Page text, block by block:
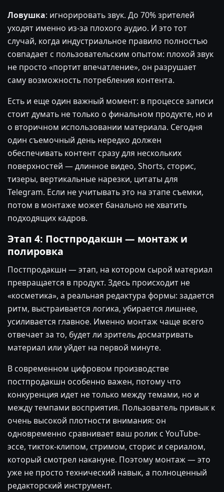
Ловушка: игнорировать звук. До 70% зрителей
уходят именно из-за плохого аудио. И это тот
случай, когда индустриальное правило полностью
совпадает с пользовательским опытом: плохой звук
не просто «портит впечатление», он разрушает
саму возможность потребления контента.
Есть и еще один важный момент: в процессе записи
стоит думать не только о финальном продукте, но и
о вторичном использовании материала. Сегодня
один съемочный день нередко должен
обеспечивать контент сразу для нескольких
поверхностей — длинное видео, Shorts, сторис,
тизеры, вертикальные нарезки, цитаты для
Telegram. Если не учитывать это на этапе съемки,
потом в монтаже может банально не хватить
подходящих кадров.
Этап 4: Постпродакшн — монтаж и
полировка
Постпродакшн — этап, на котором сырой материал
превращается в продукт. Здесь происходит не
«косметика», а реальная редактура формы: задается
ритм, выстраивается логика, убирается лишнее,
усиливается главное. Именно монтаж чаще всего
отвечает за то, будет ли зритель досматривать
материал или уйдет на первой минуте.
В современном цифровом производстве
постпродакшн особенно важен, потому что
конкуренция идет не только между темами, но и
между темпами восприятия. Пользователь привык к
очень высокой плотности внимания: он
одновременно сравнивает ваш ролик с YouTube-
эссе, тикток-клипом, стримом, сторис и сериалом,
который смотрел накануне. Поэтому монтаж — это
уже не просто технический навык, а полноценный
редакторский инструмент.